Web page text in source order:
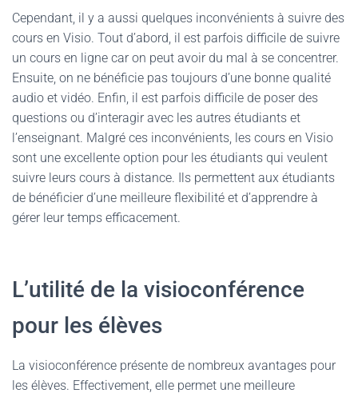
Cependant, il y a aussi quelques inconvénients à suivre des
cours en Visio. Tout d’abord, il est parfois difficile de suivre
un cours en ligne car on peut avoir du mal à se concentrer.
Ensuite, on ne bénéficie pas toujours d’une bonne qualité
audio et vidéo. Enfin, il est parfois difficile de poser des
questions ou d’interagir avec les autres étudiants et
l’enseignant. Malgré ces inconvénients, les cours en Visio
sont une excellente option pour les étudiants qui veulent
suivre leurs cours à distance. Ils permettent aux étudiants
de bénéficier d’une meilleure flexibilité et d’apprendre à
gérer leur temps efficacement.
L’utilité de la visioconférence
pour les élèves
La visioconférence présente de nombreux avantages pour
les élèves. Effectivement, elle permet une meilleure